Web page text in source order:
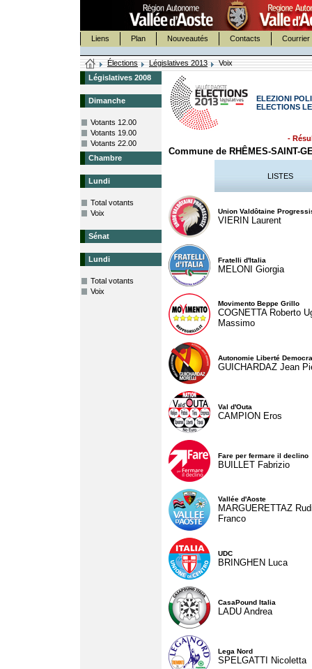
Liens Plan Nouveautés Contacts Courrier
Élections Législatives 2013
Voix
Législatives 2008
Dimanche
Votants 12.00
Votants 19.00
Votants 22.00
Chambre
Lundi
Total votants
Voix
Sénat
Lundi
Total votants
Voix
ELEZIONI
ELECTIONS
-
Commune de RHÊMES-SAINT-
LISTES
Union Valdôtaine
VIERIN Laurent
Fratelli d'Italia
MELONI Giorgia
Movimento Beppe Grillo
COGNETTA Roberto
Massimo
Autonomie Liberté
GUICHARDAZ Jean
Val d'Outa
CAMPION Eros
Fare per fermare il declino
BUILLET Fabrizio
Vallée d'Aoste
MARGUERETTAZ
Franco
UDC
BRINGHEN Luca
CasaPound Italia
LADU Andrea
Lega Nord
SPELGATTI Nicoletta